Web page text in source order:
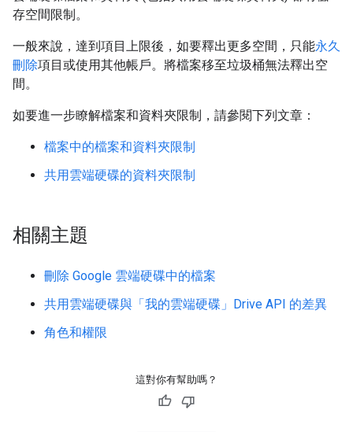
存空間限制。
一般來說，達到項目上限後，如要釋出更多空間，只能永久
刪除項目或使用其他帳戶。將檔案移至垃圾桶無法釋出空
間。
如要進一步瞭解檔案和資料夾限制，請參閱下列文章：
檔案中的檔案和資料夾限制
共用雲端硬碟的資料夾限制
相關主題
刪除 Google 雲端硬碟中的檔案
共用雲端硬碟與「我的雲端硬碟」Drive API 的差異
角色和權限
這對你有幫助嗎？